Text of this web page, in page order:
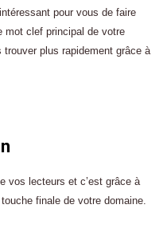
pour vous de faire
mot clef principal de votre
plus rapidement grâce à
vos lecteurs et c’est grâce à
finale de votre domaine.